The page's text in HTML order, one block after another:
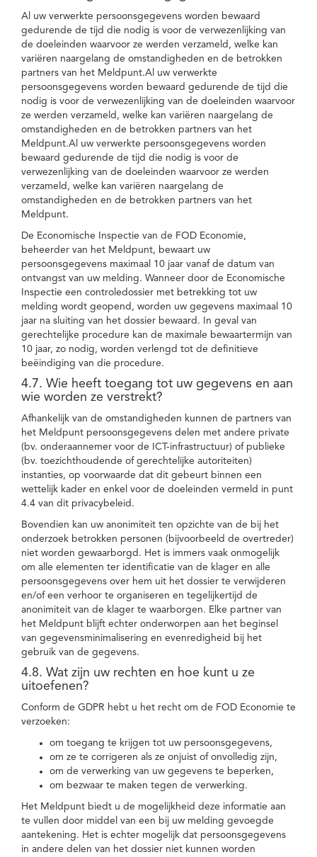
Al uw verwerkte persoonsgegevens worden bewaard
gedurende de tijd die nodig is voor de verwezenlijking van
de doeleinden waarvoor ze werden verzameld, welke kan
variëren naargelang de omstandigheden en de betrokken
partners van het Meldpunt.Al uw verwerkte
persoonsgegevens worden bewaard gedurende de tijd die
nodig is voor de verwezenlijking van de doeleinden waarvoor
ze werden verzameld, welke kan variëren naargelang de
omstandigheden en de betrokken partners van het
Meldpunt.Al uw verwerkte persoonsgegevens worden
bewaard gedurende de tijd die nodig is voor de
verwezenlijking van de doeleinden waarvoor ze werden
verzameld, welke kan variëren naargelang de
omstandigheden en de betrokken partners van het
Meldpunt.
De Economische Inspectie van de FOD Economie,
beheerder van het Meldpunt, bewaart uw
persoonsgegevens maximaal 10 jaar vanaf de datum van
ontvangst van uw melding. Wanneer door de Economische
Inspectie een controledossier met betrekking tot uw
melding wordt geopend, worden uw gegevens maximaal 10
jaar na sluiting van het dossier bewaard. In geval van
gerechtelijke procedure kan de maximale bewaartermijn van
10 jaar, zo nodig, worden verlengd tot de definitieve
beëindiging van die procedure.
4.7. Wie heeft toegang tot uw gegevens en aan
wie worden ze verstrekt?
Afhankelijk van de omstandigheden kunnen de partners van
het Meldpunt persoonsgegevens delen met andere private
(bv. onderaannemer voor de ICT-infrastructuur) of publieke
(bv. toezichthoudende of gerechtelijke autoriteiten)
instanties, op voorwaarde dat dit gebeurt binnen een
wettelijk kader en enkel voor de doeleinden vermeld in punt
4.4 van dit privacybeleid.
Bovendien kan uw anonimiteit ten opzichte van de bij het
onderzoek betrokken personen (bijvoorbeeld de overtreder)
niet worden gewaarborgd. Het is immers vaak onmogelijk
om alle elementen ter identificatie van de klager en alle
persoonsgegevens over hem uit het dossier te verwijderen
en/of een verhoor te organiseren en tegelijkertijd de
anonimiteit van de klager te waarborgen. Elke partner van
het Meldpunt blijft echter onderworpen aan het beginsel
van gegevensminimalisering en evenredigheid bij het
gebruik van de gegevens.
4.8. Wat zijn uw rechten en hoe kunt u ze
uitoefenen?
Conform de GDPR hebt u het recht om de FOD Economie te
verzoeken:
om toegang te krijgen tot uw persoonsgegevens,
om ze te corrigeren als ze onjuist of onvolledig zijn,
om de verwerking van uw gegevens te beperken,
om bezwaar te maken tegen de verwerking.
Het Meldpunt biedt u de mogelijkheid deze informatie aan
te vullen door middel van een bij uw melding gevoegde
aantekening. Het is echter mogelijk dat persoonsgegevens
in andere delen van het dossier niet kunnen worden